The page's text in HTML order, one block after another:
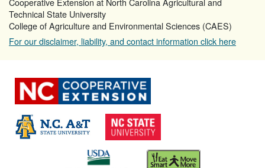
Technical State University
College of Agriculture and Environmental Sciences (CAES)
For our disclaimer, liability, and contact information click here